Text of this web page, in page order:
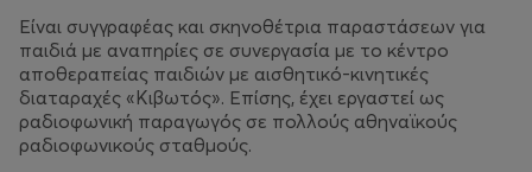
Είναι συγγραφέας και σκηνοθέτρια παραστάσεων για
παιδιά με αναπηρίες σε συνεργασία με το κέντρο
αποθεραπείας παιδιών με αισθητικό-κινητικές
διαταραχές «Κιβωτός». Επίσης, έχει εργαστεί ως
ραδιοφωνική παραγωγός σε πολλούς αθηναϊκούς
ραδιοφωνικούς σταθμούς.